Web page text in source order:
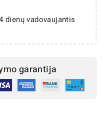
dienų vadovaujantis
garantija